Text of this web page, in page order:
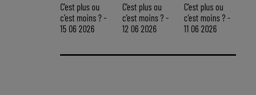
C'est plus ou
c'est moins ? -
15 06 2026
C'est plus ou
c'est moins ? -
12 06 2026
C'est plus ou
c'est moins ? -
11 06 2026